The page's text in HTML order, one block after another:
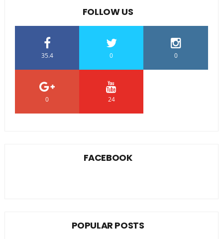
FOLLOW US
35.4 0 0
0 24
FACEBOOK
POPULAR POSTS